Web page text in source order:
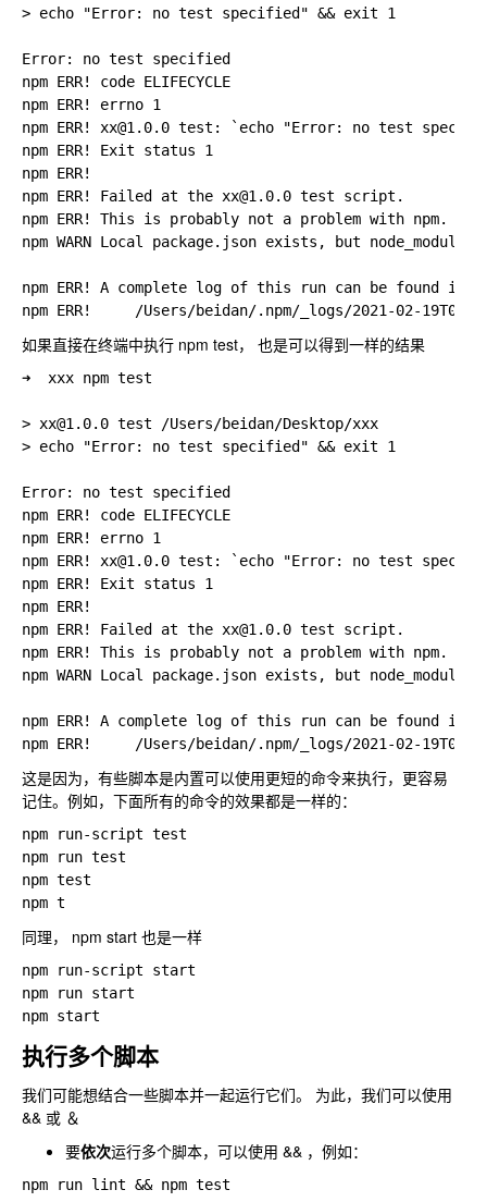
> echo "Error: no test specified" && exit 1
Error: no test specified
npm ERR! code ELIFECYCLE
npm ERR! errno 1
npm ERR! xx@1.0.0 test: `echo "Error: no test
npm ERR! Exit status 1
npm ERR!
npm ERR! Failed at the xx@1.0.0 test script.
npm ERR! This is probably not a problem with npm.
npm WARN Local package.json exists, but
npm ERR! A complete log of this run can be found in:
如果直接在终端中执行 npm test， 也是可以得到一样的结果
➜  xxx npm test
> xx@1.0.0 test /Users/beidan/Desktop/xxx
> echo "Error: no test specified" && exit 1
Error: no test specified
npm ERR! code ELIFECYCLE
npm ERR! errno 1
npm ERR! xx@1.0.0 test: `echo "Error: no test
npm ERR! Exit status 1
npm ERR!
npm ERR! Failed at the xx@1.0.0 test script.
npm ERR! This is probably not a problem with npm.
npm WARN Local package.json exists, but
npm ERR! A complete log of this run can be found in:
这是因为，有些脚本是内置可以使用更短的命令来执行，更容易
记住。例如，下面所有的命令的效果都是一样的：
npm run-script test
npm run test
npm test
同理， npm start 也是一样
npm run-script start
npm run start
执行多个脚本
我们可能想结合一些脚本并一起运行它们。 为此，我们可以使用
&& 或 ＆
要依次运行多个脚本，可以使用 && ，例如：